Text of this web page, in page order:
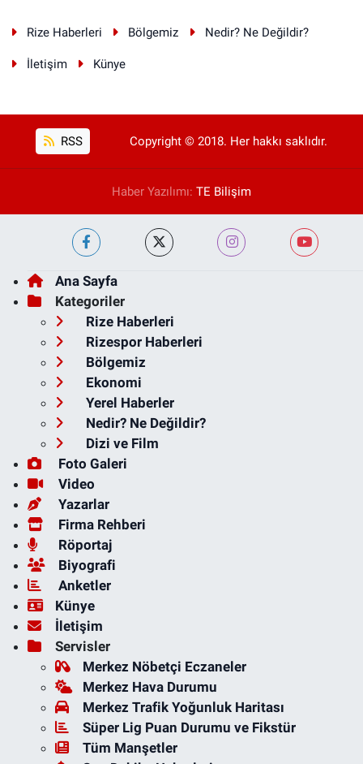
Rize Haberleri Bölgemiz Nedir? Ne Değildir?
İletişim Künye
RSS Copyright © 2018. Her hakkı saklıdır.
Haber Yazılımı: TE Bilişim
Ana Sayfa
Kategoriler
Rize Haberleri
Rizespor Haberleri
Bölgemiz
Ekonomi
Yerel Haberler
Nedir? Ne Değildir?
Dizi ve Film
Foto Galeri
Video
Yazarlar
Firma Rehberi
Röportaj
Biyografi
Anketler
Künye
İletişim
Servisler
Merkez Nöbetçi Eczaneler
Merkez Hava Durumu
Merkez Trafik Yoğunluk Haritası
Süper Lig Puan Durumu ve Fikstür
Tüm Manşetler